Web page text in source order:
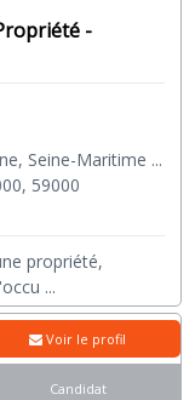
-
Seine-Maritime ...
59000
propriété,
...
Voir le profil
Candidat